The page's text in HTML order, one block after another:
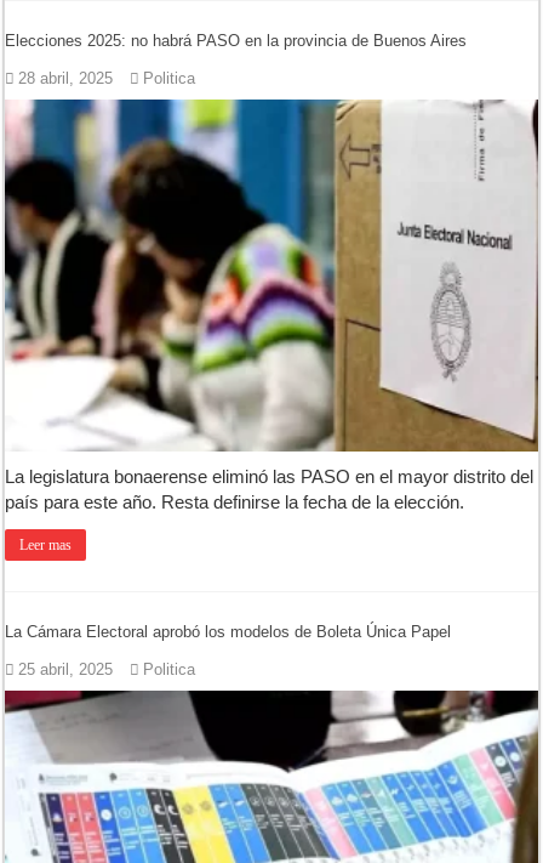
Elecciones 2025: no habrá PASO en la provincia de Buenos Aires
28 abril, 2025 Politica
La legislatura bonaerense eliminó las PASO en el mayor distrito del
país para este año. Resta definirse la fecha de la elección.
Leer mas
La Cámara Electoral aprobó los modelos de Boleta Única Papel
25 abril, 2025 Politica